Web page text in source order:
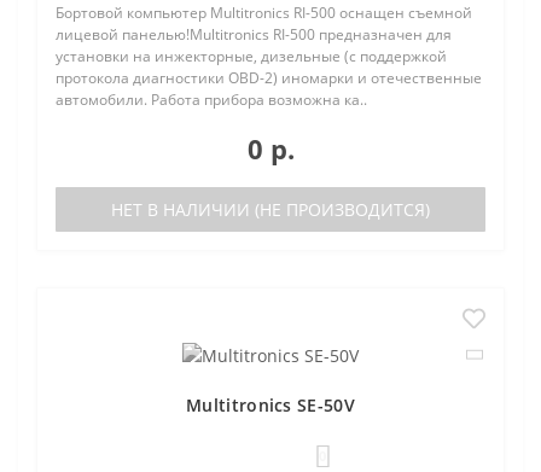
Бортовой компьютер Multitronics RI-500 оснащен съемной
лицевой панелью!Multitronics RI-500 предназначен для
установки на инжекторные, дизельные (с поддержкой
протокола диагностики OBD-2) иномарки и отечественные
автомобили. Работа прибора возможна ка..
0 р.
НЕТ В НАЛИЧИИ (НЕ ПРОИЗВОДИТСЯ)
Multitronics SE-50V